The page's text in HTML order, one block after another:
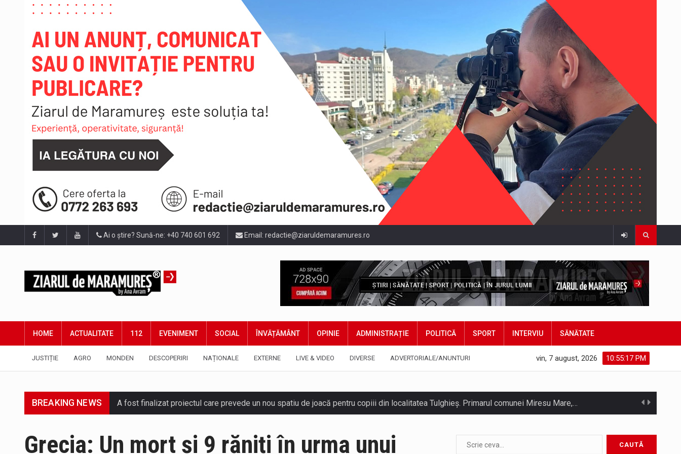
Ai o știre? Sună-ne: +40 740 601 692 Email: redactie@ziaruldemaramures.ro
HOME ACTUALITATE 112 EVENIMENT SOCIAL ÎNVĂȚĂMÂNT OPINIE ADMINISTRAȚIE POLITICĂ SPORT INTERVIU SĂNĂTATE
JUSTIȚIE AGRO MONDEN DESCOPERIRI NAȚIONALE EXTERNE LIVE & VIDEO DIVERSE ADVERTORIALE/ANUNTURI 10:55:18 PM
vin, 7 august, 2026
BREAKING NEWS A fost finalizat proiectul care prevede un nou spatiu de joacă pentru copiii din localitatea Tulghieș. Primarul comunei Miresu Mare,…
Grecia: Un mort și 9 răniți în urma unui